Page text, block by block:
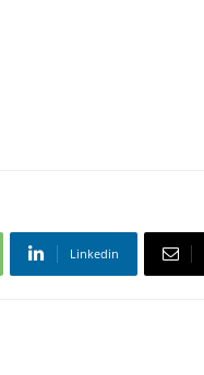
Linkedin